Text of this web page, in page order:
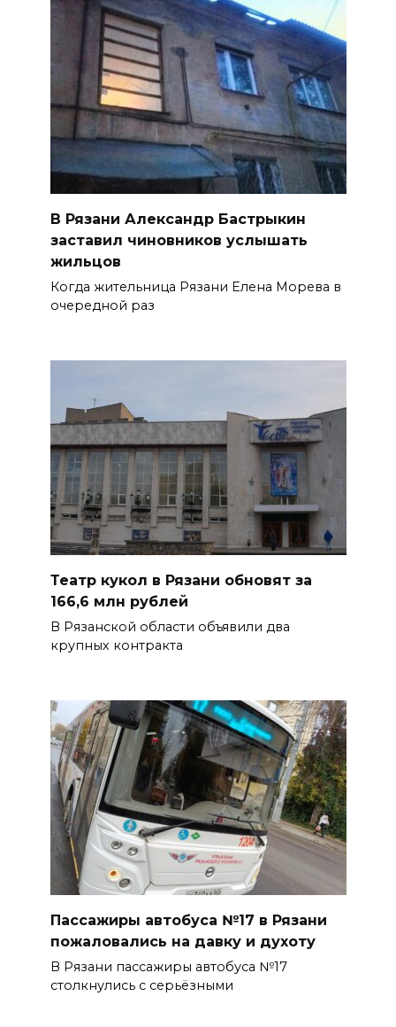
В Рязани Александр Бастрыкин
заставил чиновников услышать
жильцов
Когда жительница Рязани Елена Морева в
очередной раз
Театр кукол в Рязани обновят за
166,6 млн рублей
В Рязанской области объявили два
крупных контракта
Пассажиры автобуса №17 в Рязани
пожаловались на давку и духоту
В Рязани пассажиры автобуса №17
столкнулись с серьёзными